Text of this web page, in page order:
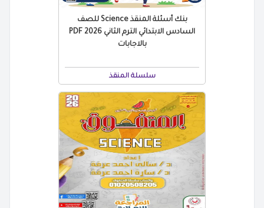
بنك أسئلة المنقذ Science للصف
السادس الابتدائي الترم الثاني 2026 PDF
بالاجابات
سلسلة المنقذ